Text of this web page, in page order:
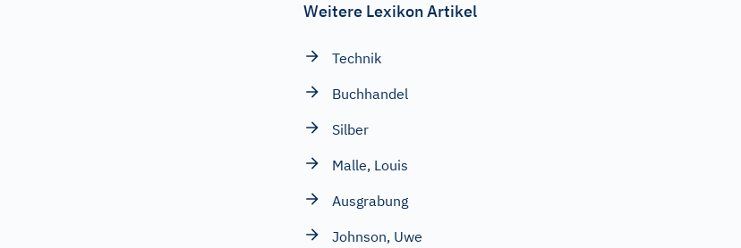
Weitere Lexikon Artikel
Technik
Buchhandel
Silber
Malle, Louis
Ausgrabung
Johnson, Uwe